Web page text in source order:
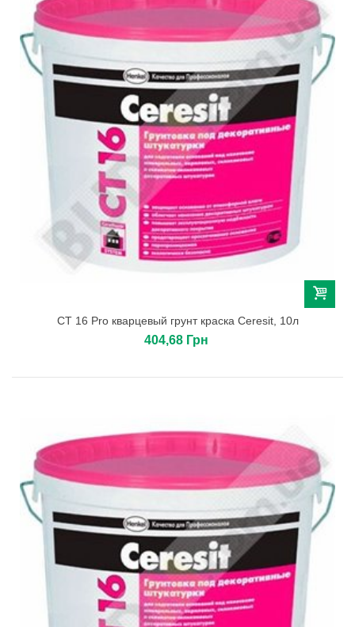
СТ 16 Pro кварцевый грунт краска Ceresit, 10л
404,68 Грн